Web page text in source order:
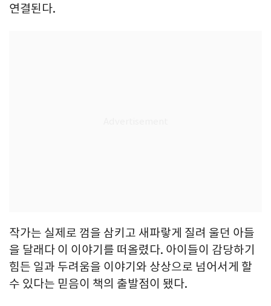
연결된다.
작가는 실제로 껌을 삼키고 새파랗게 질려 울던 아들
을 달래다 이 이야기를 떠올렸다. 아이들이 감당하기
힘든 일과 두려움을 이야기와 상상으로 넘어서게 할
수 있다는 믿음이 책의 출발점이 됐다.